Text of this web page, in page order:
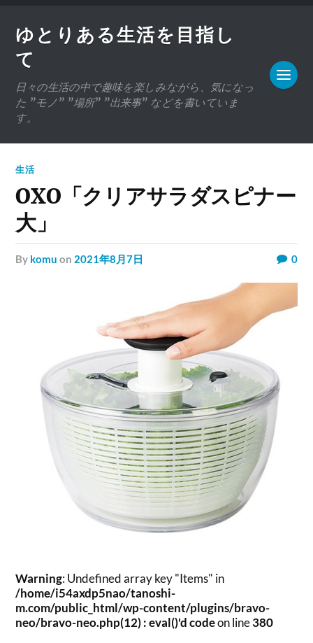
ゆとりある生活を目指し
て
日々の生活の中で趣味を楽しみながら、気になっ
た ”モノ” ”場所” ”出来事” などを書いていま
す。
生活
OXO「クリアサラダスピナー
大」
by komu on 2021年8月7日 0
Warning: Undefined array key "Items" in
/home/i54axdp5nao/tanoshi-
m.com/public_html/wp-content/plugins/bravo-
neo/bravo-neo.php(12) : eval()'d codeon line380